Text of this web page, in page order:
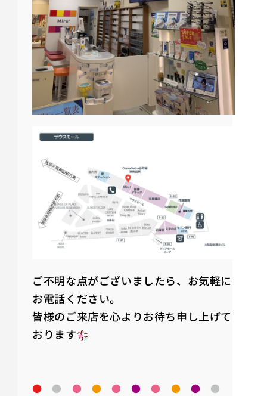
ご不明な点がございましたら、お気軽に
お電話ください。
皆様のご来店を心よりお待ち申し上げて
おります
● ● ● ● ● ● ● ● ●
●